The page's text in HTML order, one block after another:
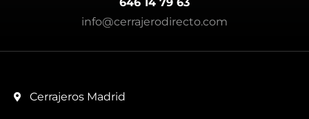
646 14 79 63
info@cerrajerodirecto.com
Cerrajeros Madrid